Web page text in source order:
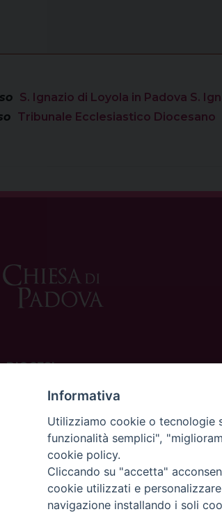
S. Ignazio di Loyola in Padova S.
Tribunale Ecclesiastico Diocesano
DIOCESI
è una sede della Chiesa cattolica in
Triveneto.
parrocchie situate nelle province di
Treviso, Belluno.
Claudio Cipolla.
Informativa
Utilizziamo cookie o tecnologie
funzionalità semplici",
cookie policy.
Cliccando su "accetta"
cookie utilizzati e
navigazione installando i soli